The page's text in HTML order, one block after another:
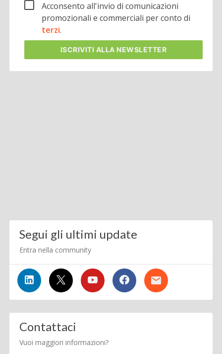
Acconsento all'invio di comunicazioni
promozionali e commerciali per conto di
terzi.
ISCRIVITI ALLA NEWSLETTER
Segui gli ultimi update
Entra nella community
Contattaci
Vuoi maggiori informazioni?